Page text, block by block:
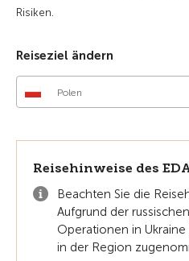
Risiken.
Reiseziel ändern
Polen
Reisehinweise des
Beachten Sie die
Aufgrund der
Operationen in
in der Region